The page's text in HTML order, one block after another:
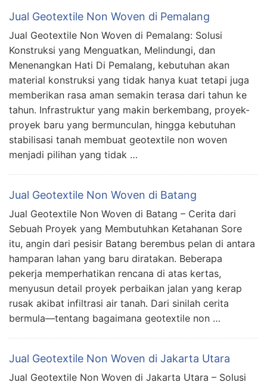
Jual Geotextile Non Woven di Pemalang
Jual Geotextile Non Woven di Pemalang: Solusi
Konstruksi yang Menguatkan, Melindungi, dan
Menenangkan Hati Di Pemalang, kebutuhan akan
material konstruksi yang tidak hanya kuat tetapi juga
memberikan rasa aman semakin terasa dari tahun ke
tahun. Infrastruktur yang makin berkembang, proyek-
proyek baru yang bermunculan, hingga kebutuhan
stabilisasi tanah membuat geotextile non woven
menjadi pilihan yang tidak …
Jual Geotextile Non Woven di Batang
Jual Geotextile Non Woven di Batang – Cerita dari
Sebuah Proyek yang Membutuhkan Ketahanan Sore
itu, angin dari pesisir Batang berembus pelan di antara
hamparan lahan yang baru diratakan. Beberapa
pekerja memperhatikan rencana di atas kertas,
menyusun detail proyek perbaikan jalan yang kerap
rusak akibat infiltrasi air tanah. Dari sinilah cerita
bermula—tentang bagaimana geotextile non …
Jual Geotextile Non Woven di Jakarta Utara
Jual Geotextile Non Woven di Jakarta Utara – Solusi